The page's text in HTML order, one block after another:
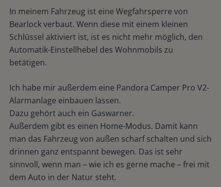
In meinem Fahrzeug ist eine Wegfahrsperre von
Bearlock verbaut. Wenn diese mit einem kleinen
Schlüssel aktiviert ist, ist es nicht mehr möglich, den
Automatik-Einstellhebel des Wohnmobils zu
betätigen.
Ich habe mir außerdem eine Pandora Camper Pro V2-
Alarmanlage einbauen lassen.
Dazu gehört auch ein Gaswarner.
Außerdem gibt es einen Home-Modus. Damit kann
man das Fahrzeug von außen scharf schalten und sich
drinnen ganz entspannt bewegen. Das ist sehr
sinnvoll, wenn man – wie ich es gerne mache – frei mit
dem Auto in der Natur steht.